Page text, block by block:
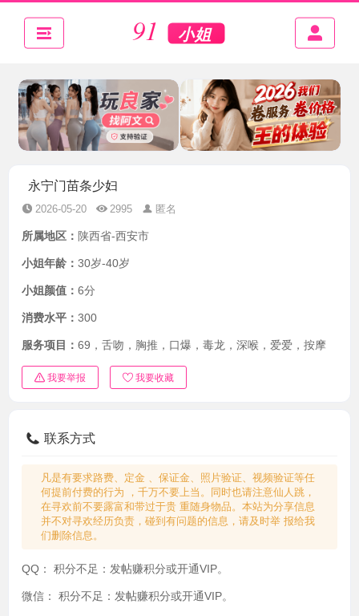
永宁门苗条少妇
2026-05-20 2995 匿名
所属地区： 陕西省-西安市
小姐年龄： 30岁-40岁
小姐颜值： 6分
消费水平： 300
服务项目： 69，舌吻，胸推，口爆，毒龙，深喉，爱爱，按摩
我要举报 我要收藏
联系方式
凡是有要求路费、定金 、保证金、照片验证、视频验证等任
何提前付费的行为 ，千万不要上当。同时也请注意仙人跳，
在寻欢前不要露富和带过于贵 重随身物品。本站为分享信息
并不对寻欢经历负责，碰到有问题的信息，请及时举 报给我
们删除信息。
QQ： 积分不足：发帖赚积分或开通VIP。
微信： 积分不足：发帖赚积分或开通VIP。